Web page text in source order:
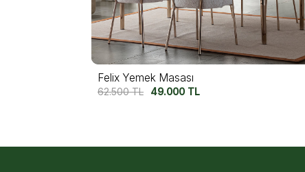
Felix Yemek Masası
62.500TL 49.000 TL